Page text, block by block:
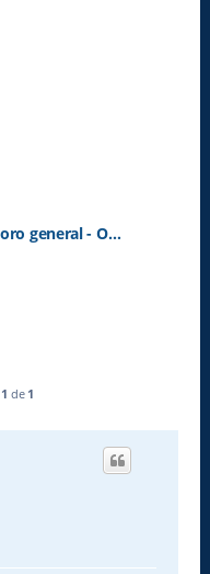
Foro general - Off topic
1 de 1